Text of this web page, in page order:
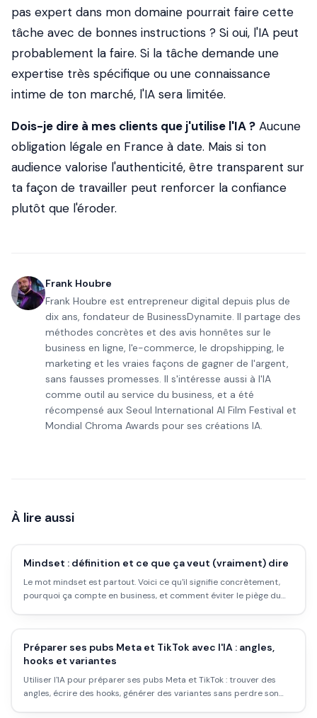
pas expert dans mon domaine pourrait faire cette
tâche avec de bonnes instructions ? Si oui, l'IA peut
probablement la faire. Si la tâche demande une
expertise très spécifique ou une connaissance
intime de ton marché, l'IA sera limitée.
Dois-je dire à mes clients que j'utilise l'IA ? Aucune
obligation légale en France à date. Mais si ton
audience valorise l'authenticité, être transparent sur
ta façon de travailler peut renforcer la confiance
plutôt que l'éroder.
Frank Houbre
Frank Houbre est entrepreneur digital depuis plus de
dix ans, fondateur de BusinessDynamite. Il partage des
méthodes concrètes et des avis honnêtes sur le
business en ligne, l'e-commerce, le dropshipping, le
marketing et les vraies façons de gagner de l'argent,
sans fausses promesses. Il s'intéresse aussi à l'IA
comme outil au service du business, et a été
récompensé aux Seoul International AI Film Festival et
Mondial Chroma Awards pour ses créations IA.
À lire aussi
Mindset : définition et ce que ça veut (vraiment) dire
Le mot mindset est partout. Voici ce qu'il signifie concrètement,
pourquoi ça compte en business, et comment éviter le piège du
Préparer ses pubs Meta et TikTok avec l'IA : angles,
hooks et variantes
Utiliser l'IA pour préparer ses pubs Meta et TikTok : trouver des
angles, écrire des hooks, générer des variantes sans perdre son